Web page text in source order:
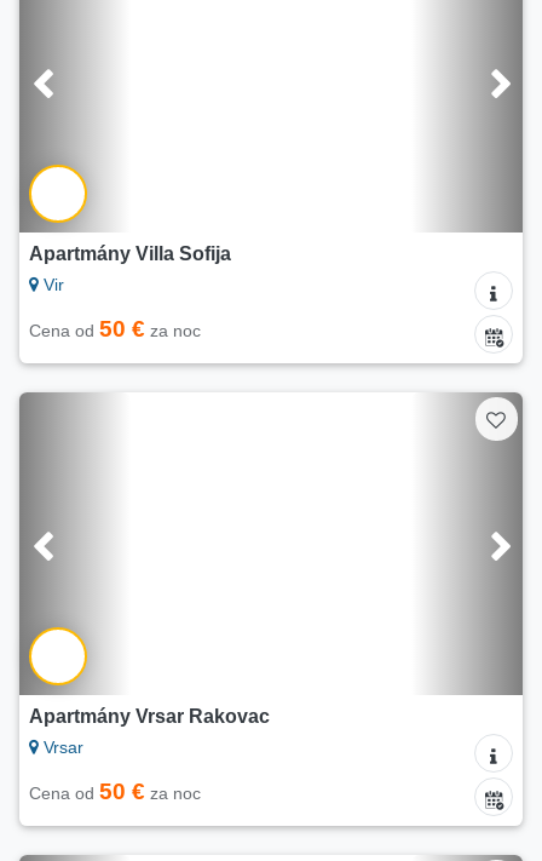
Apartmány Villa Sofija
Vir
Cena od 50 € za noc
Apartmány Vrsar Rakovac
Vrsar
Cena od 50 € za noc